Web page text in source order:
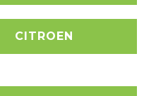
CITROEN